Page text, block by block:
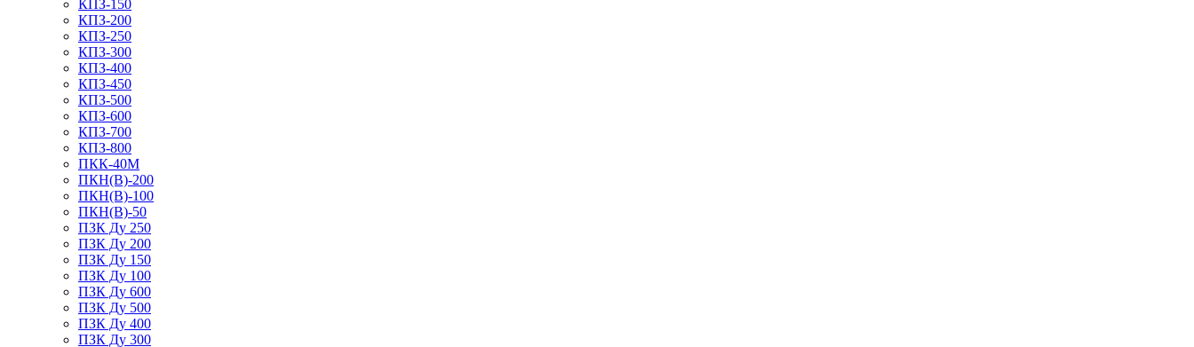
КПЗ-150
КПЗ-200
КПЗ-250
КПЗ-300
КПЗ-400
КПЗ-450
КПЗ-500
КПЗ-600
КПЗ-700
КПЗ-800
ПКК-40М
ПКН(В)-200
ПКН(В)-100
ПКН(В)-50
ПЗК Ду 250
ПЗК Ду 200
ПЗК Ду 150
ПЗК Ду 100
ПЗК Ду 600
ПЗК Ду 500
ПЗК Ду 400
ПЗК Ду 300